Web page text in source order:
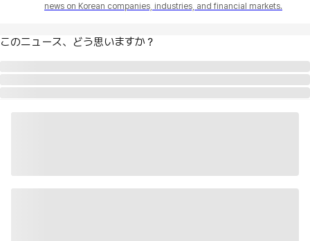
news on Korean companies, industries, and financial markets.
このニュース、どう思いますか？